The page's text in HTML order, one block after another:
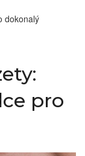
dokonalý
pro